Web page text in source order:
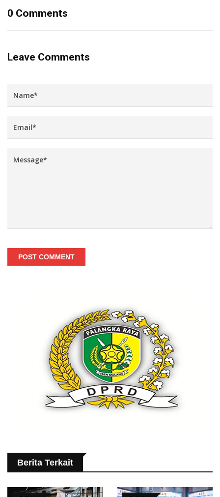
0 Comments
Leave Comments
POST COMMENT
Berita Terkait